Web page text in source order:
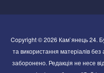
Copyright © 2026 Кам`янець 24.
та використання матеріалів
заборонено. Редакція не несе